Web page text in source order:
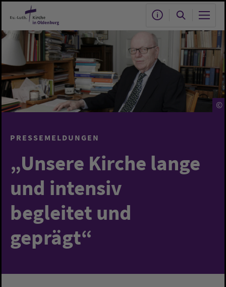
Zum Hauptinhalt springen
©
PRESSEMELDUNGEN
„Unsere Kirche lange
und intensiv
begleitet und
geprägt“